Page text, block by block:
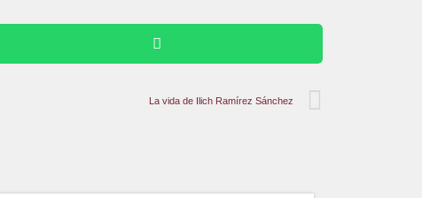
La vida de Ilich Ramírez Sánchez